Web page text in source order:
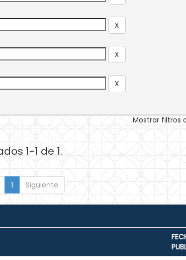
Mostrar filtros
1-1 de 1.
1 Siguiente